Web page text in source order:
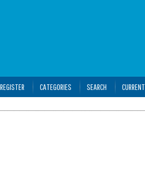
REGISTER CATEGORIES SEARCH CURRENT